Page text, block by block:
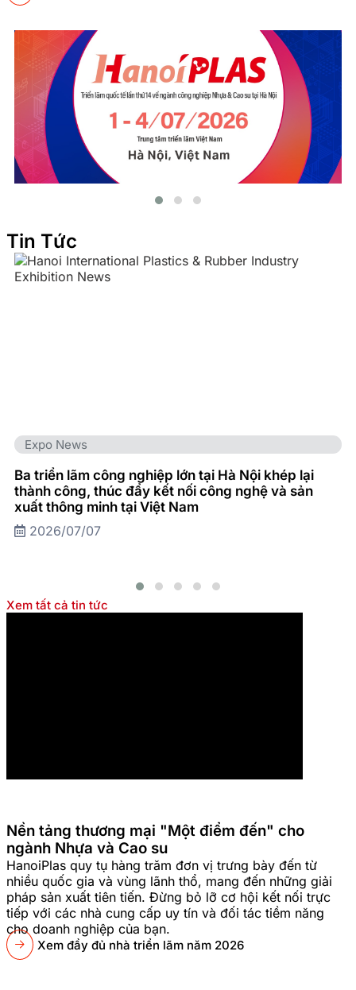
Tin Tức
Expo News
Ba triển lãm công nghiệp lớn tại Hà Nội khép lại
thành công, thúc đẩy kết nối công nghệ và sản
xuất thông minh tại Việt Nam
2026/07/07
Xem tất cả tin tức
Nền tảng thương mại "Một điểm đến" cho
ngành Nhựa và Cao su
HanoiPlas quy tụ hàng trăm đơn vị trưng bày đến từ
nhiều quốc gia và vùng lãnh thổ, mang đến những giải
pháp sản xuất tiên tiến. Đừng bỏ lỡ cơ hội kết nối trực
tiếp với các nhà cung cấp uy tín và đối tác tiềm năng
cho doanh nghiệp của bạn.
Xem đầy đủ nhà triển lãm năm 2026